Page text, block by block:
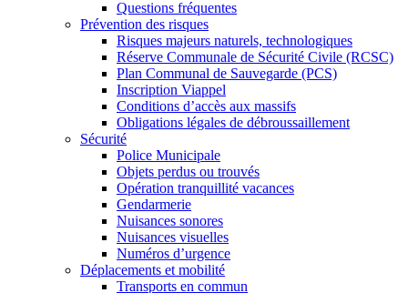
Questions fréquentes
Prévention des risques
Risques majeurs naturels, technologiques
Réserve Communale de Sécurité Civile (RCSC)
Plan Communal de Sauvegarde (PCS)
Inscription Viappel
Conditions d’accès aux massifs
Obligations légales de débroussaillement
Sécurité
Police Municipale
Objets perdus ou trouvés
Opération tranquillité vacances
Gendarmerie
Nuisances sonores
Nuisances visuelles
Numéros d’urgence
Déplacements et mobilité
Transports en commun